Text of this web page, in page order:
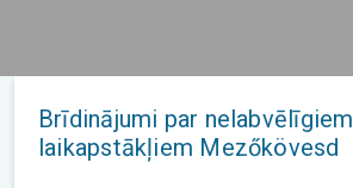
Brīdinājumi par nelabvēlīgiem
laikapstākļiem Mezőkövesd